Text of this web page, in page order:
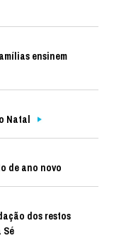
ensinem
Natal
de ano novo
dos restos
Sé